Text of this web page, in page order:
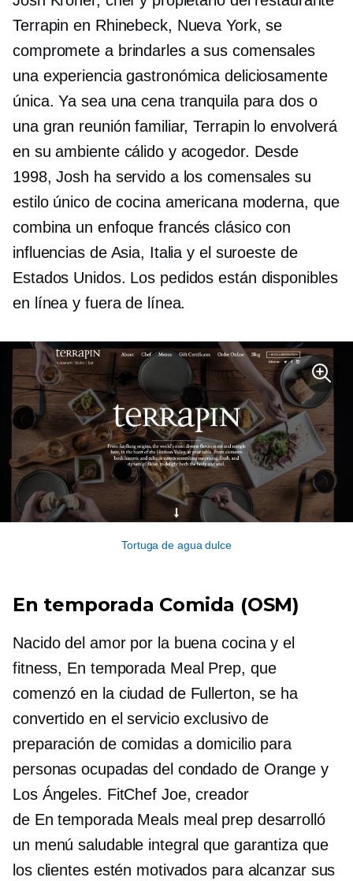
Terrapin en Rhinebeck, Nueva York, se
compromete a brindarles a sus comensales
una experiencia gastronómica deliciosamente
única. Ya sea una cena tranquila para dos o
una gran reunión familiar, Terrapin lo envolverá
en su ambiente cálido y acogedor. Desde
1998, Josh ha servido a los comensales su
estilo único de cocina americana moderna, que
combina un enfoque francés clásico con
influencias de Asia, Italia y el suroeste de
Estados Unidos. Los pedidos están disponibles
en línea y fuera de línea.
Tortuga de agua dulce
En temporada Comida (OSM)
Nacido del amor por la buena cocina y el
fitness, En temporadaMeal Prep, que
comenzó en la ciudad de Fullerton, se ha
convertido en el servicio exclusivo de
preparación de comidas a domicilio para
personas ocupadas del condado de Orange y
Los Ángeles. FitChef Joe, creador
de En temporadaMeals meal prep desarrolló
un menú saludable integral que garantiza que
los clientes estén motivados para alcanzar sus